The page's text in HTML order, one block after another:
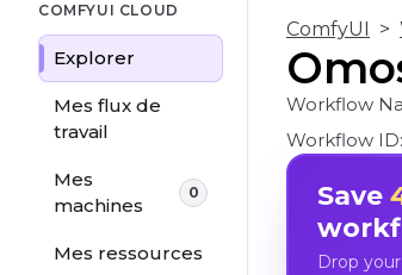
COMFYUI CLOUD
Explorer
Mes flux de
travail
Mes
machines
0
Mes ressources
ComfyUI >
Workflow
Workflow ID:
Save
Drop your